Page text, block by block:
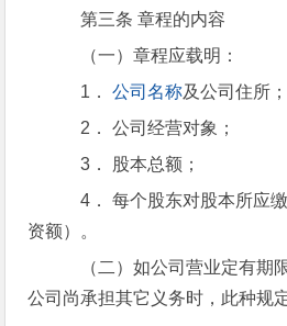
第三条 章程的内容
（一）章程应载明：
1．公司名称及公司住所；
2． 公司经营对象；
3． 股本总额；
4． 每个股东对股本所应
资额）。
（二）如公司营业定有期
公司尚承担其它义务时，此种规